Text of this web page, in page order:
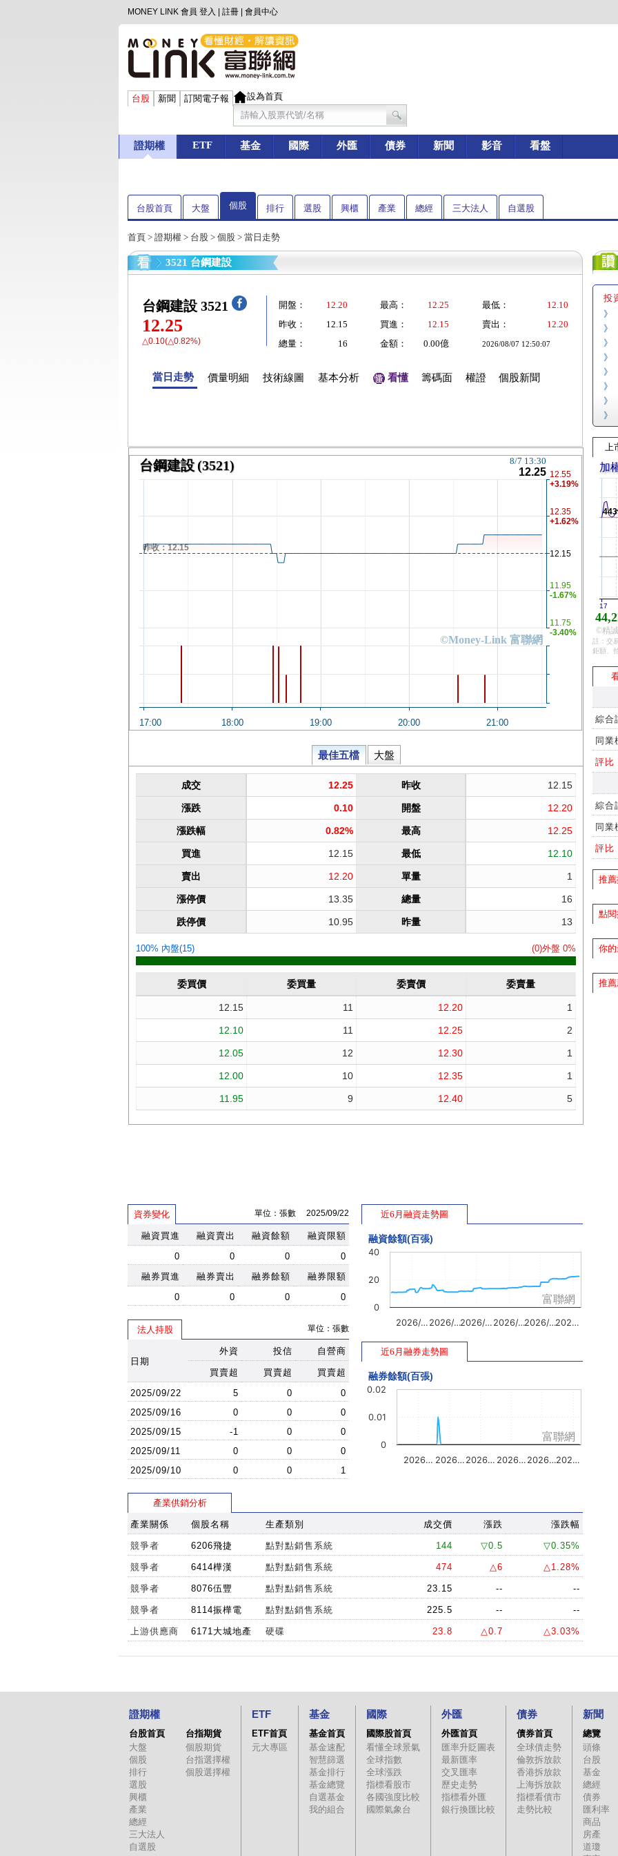
MONEY LINK 會員 登入 註冊 會員中心
台股 新聞 訂閱電子報 設為首頁
證期權 ETF 基金 國際 外匯 債券 新聞 影音 看盤
台股首頁 大盤 個股 排行 選股 興櫃 產業 總經 三大法人 自選股
首頁 > 證期權 > 台股 > 個股 > 當日走勢
3521 台鋼建設
台鋼建設 3521
12.25
△0.10(△0.82%)
開盤： 12.20 最高： 12.25 最低：
12.10
昨收：
12.15 買進： 12.15 賣出：
12.20
總量：
16 金額： 0.00億 2026/08/07 12:50:07
當日走勢 價量明細 技術線圖 基本分析 看懂 籌碼面 權證 個股新聞
資券變化 單位：張數 2025/09/22
融資買進 融資賣出 融資餘額
融資限額
0
0 0
0
融券買進
融券賣出 融券餘額
融券限額
0
0 0 0
法人持股 單位：張數
日期
外資 投信 自營商
買賣超 買賣超
買賣超
2025/09/22
5 0
0
2025/09/16
0 0
0
2025/09/15
-1 0
0
2025/09/11
0 0
0
2025/09/10
0 0 1
近6月融資走勢圖
融資餘額(百張)
2026/… 2026/…2026/… 2026/…2026/…202…
0
20
40
富聯網
近6月融券走勢圖
融券餘額(百張)
2026… 2026… 2026… 2026… 2026…202…
0
0.01
0.02
富聯網
產業供銷分析
產業關係 個股名稱 生產類別 成交價 漲跌 漲跌幅
競爭者 6206飛捷 點對點銷售系統 144 ▽0.5 ▽0.35%
競爭者 6414樺漢 點對點銷售系統 474 △6 △1.28%
競爭者 8076伍豐 點對點銷售系統 23.15 -- --
競爭者 8114振樺電 點對點銷售系統 225.5 -- --
上游供應商 6171大城地產 硬碟 23.8 △0.7 △3.03%
投
》
》
》
》
》
》
》
》
上
加
17
©精
註：交
鉅額、
綜合
同業
評比
綜合
同業
評比
推
點
你
推
證期權
台股首頁
大盤
個股
排行
選股
興櫃
產業
總經
三大法人
自選股
台指期貨
個股期貨
台指選擇權
個股選擇權
ETF
ETF首頁
元大專區
基金
基金首頁
基金速配
智慧篩選
基金排行
基金總覽
自選基金
我的組合
國際
國際股首頁
看懂全球景氣
全球指數
全球漲跌
指標看股市
各國強度比較
國際氣象台
外匯
外匯首頁
匯率升貶圖表
最新匯率
交叉匯率
歷史走勢
指標看外匯
銀行換匯比較
債券
債券首頁
全球債走勢
倫敦拆放款
香港拆放款
上海拆放款
指標看債市
走勢比較
新聞
總覽
頭條
台股
基金
總經
債券
匯利率
商品
房產
道瓊